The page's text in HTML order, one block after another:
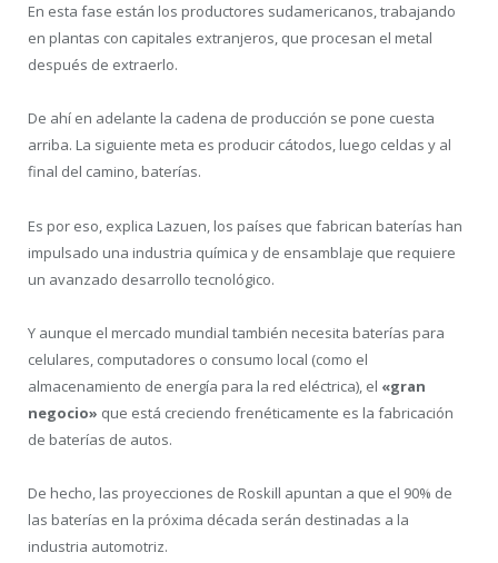
En esta fase están los productores sudamericanos, trabajando
en plantas con capitales extranjeros, que procesan el metal
después de extraerlo.
De ahí en adelante la cadena de producción se pone cuesta
arriba. La siguiente meta es producir cátodos, luego celdas y al
final del camino, baterías.
Es por eso, explica Lazuen, los países que fabrican baterías han
impulsado una industria química y de ensamblaje que requiere
un avanzado desarrollo tecnológico.
Y aunque el mercado mundial también necesita baterías para
celulares, computadores o consumo local (como el
almacenamiento de energía para la red eléctrica), el «gran
negocio» que está creciendo frenéticamente es la fabricación
de baterías de autos.
De hecho, las proyecciones de Roskill apuntan a que el 90% de
las baterías en la próxima década serán destinadas a la
industria automotriz.